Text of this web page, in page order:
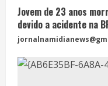
Jovem de 23 anos
devido a acidente na